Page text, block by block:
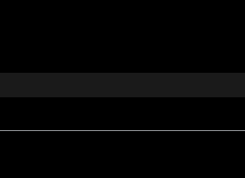
Imprimeul nu este doar un simplu joc
de fire întrețesute, creând o iluzie optică de
living la baie
într-un sanctuar de tip "boutique hotel".
patinată sau auriu, evidențiind arhitectura